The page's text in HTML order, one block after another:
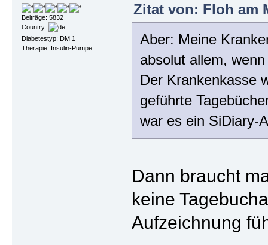
Beiträge: 5832
Country:
Diabetestyp: DM 1
Therapie: Insulin-Pumpe
Zitat von: Floh am
Aber: Meine
absolut allem,
Der Krankenkasse
geführte
war es ein SiDiary-
Dann braucht
keine
Aufzeichnung